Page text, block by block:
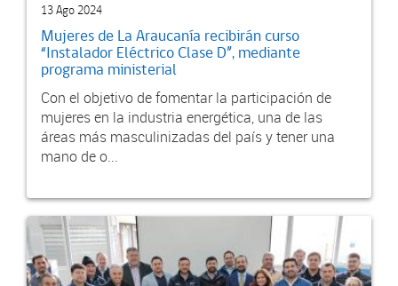
13 Ago 2024
Mujeres de La Araucanía recibirán curso
“Instalador Eléctrico Clase D”, mediante
programa ministerial
Con el objetivo de fomentar la participación de
mujeres en la industria energética, una de las
áreas más masculinizadas del país y tener una
mano de o...